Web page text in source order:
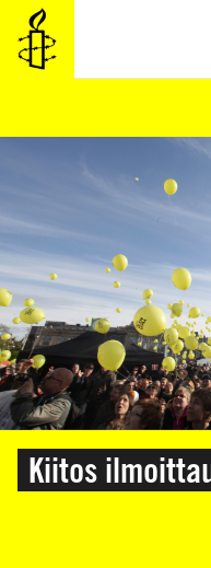
SIIRRY
VARSINAISEEN
SISÄLTÖÖN
Kiitos